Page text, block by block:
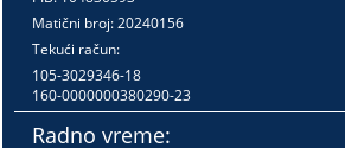
Matični broj: 20240156
Tekući račun:
105-3029346-18
160-0000000380290-23
Radno vreme: